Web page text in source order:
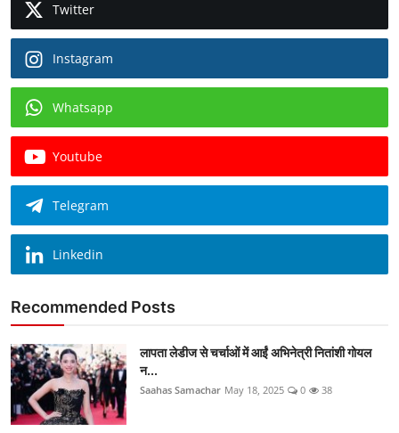
Twitter
Instagram
Whatsapp
Youtube
Telegram
Linkedin
Recommended Posts
लापता लेडीज से चर्चाओं में आईं अभिनेत्री नितांशी गोयल
न...
Saahas Samachar May 18, 2025 0 38